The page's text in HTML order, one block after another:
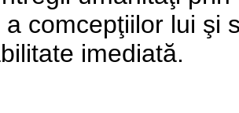
comcepţiilor lui şi
imediată.